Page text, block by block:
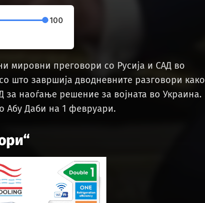
100
мировни преговори со Русија и САД во
што завршија дводневните разговори како
наоѓање решение за војната во Украина.
Абу Даби на 1 февруари.